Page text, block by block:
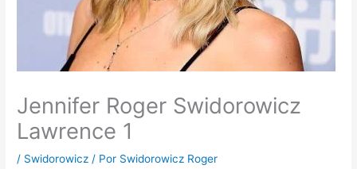
Jennifer Roger Swidorowicz
Lawrence 1
/ Swidorowicz / Por Swidorowicz Roger